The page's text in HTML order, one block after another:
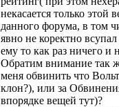
некасается только этой
данного форума, в том
явно не коректно
ему то как раз ничего и
Обратим внимание так
меня обвинить что
клон?), или за
впорядке вещей тут)?